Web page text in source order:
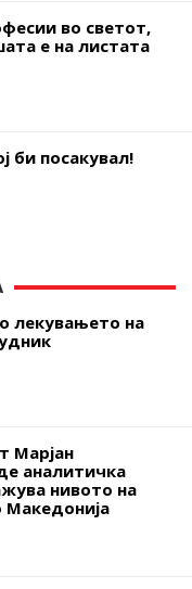
во светот,
е на листата
би посакувал!
лекувањето на
Марјан
аналитичка
нивото на